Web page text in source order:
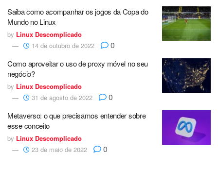
Saiba como acompanhar os jogos da Copa do
Mundo no Linux
by Linux Descomplicado
14 de outubro de 2022
0
Como aproveitar o uso de proxy móvel no seu
negócio?
by Linux Descomplicado
31 de agosto de 2022
0
Metaverso: o que precisamos entender sobre
esse conceito
by Linux Descomplicado
23 de maio de 2022
0